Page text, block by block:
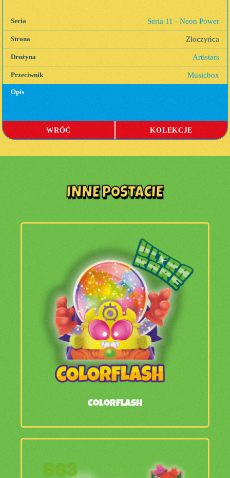
Seria Seria 11 - Neon Power
Strona Złoczyńca
Drużyna Artistars
Przeciwnik Musicbox
Opis
WRÓĆ KOLEKCJE
INNE POSTACIE
Colorflash